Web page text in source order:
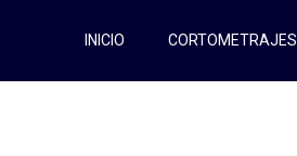
INICIO CORTOMETRAJES